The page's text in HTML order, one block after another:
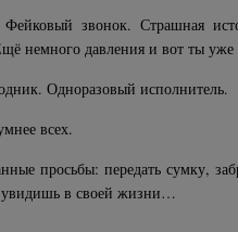
звонок. Страшная
немного давления и вот ты
Одноразовый исполнитель.
всех.
просьбы: передать сумку,
увидишь в своей жизни…